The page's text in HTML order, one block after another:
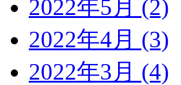
2022年5月 (2)
2022年4月 (3)
2022年3月 (4)